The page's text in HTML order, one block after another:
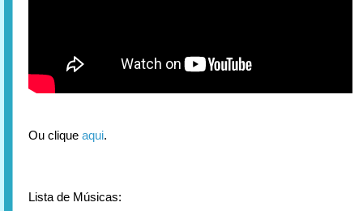
Ou clique aqui.
Lista de Músicas: